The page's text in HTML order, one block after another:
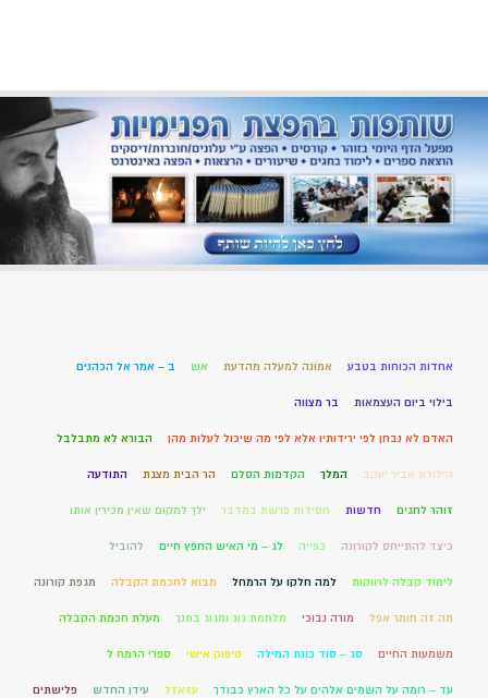
אחדות הכוחות בטבע אמונה למעלה מהדעת אש ב – אמר אל הכהנים
בילוי ביום העצמאות בר מצווה
האדם לא נבחן לפי ירידותיו אלא לפי מה שיכול לעלות מהן הבורא לא מתבלבל
הילולת אביר יעקב המלך הקדמות הסלם הר הבית מצגת התודעה
זוהר לחגים חדשות חסידות פרשת במדבר ילך למקום שאין מכירין אותו
כיצד להתייחס לקורונה כפייה לג – מי האיש החפץ חיים להוביל
לימוד קבלה לרווקות למה חלקו על הרמחל מבוא לחכמת הקבלה מגפת קורונה
מה זה חומר אפל מורה נבוכי מלחמת גוג ומגוג בתנך מעלת חכמת הקבלה
משמעות החיים סג – סוד כונת המילה סיפוק אישי ספרי הרמח ל
עד – רומה על השמים אלהים על כל הארץ כבודך עזאזל עידן החדש פלישתים